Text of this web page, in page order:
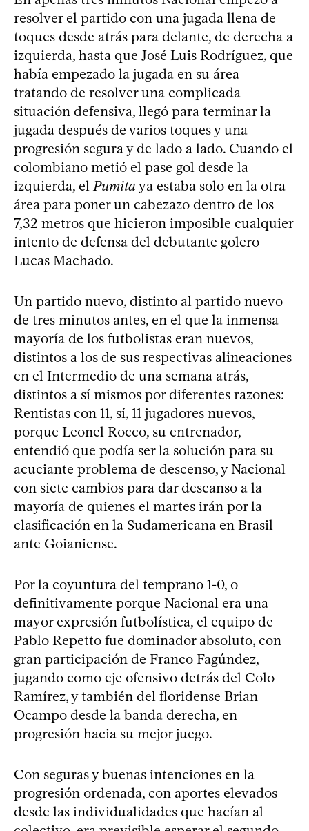
resolver el partido con una jugada llena de
toques desde atrás para delante, de derecha a
izquierda, hasta que José Luis Rodríguez, que
había empezado la jugada en su área
tratando de resolver una complicada
situación defensiva, llegó para terminar la
jugada después de varios toques y una
progresión segura y de lado a lado. Cuando el
colombiano metió el pase gol desde la
izquierda, el Pumitaya estaba solo en la otra
área para poner un cabezazo dentro de los
7,32 metros que hicieron imposible cualquier
intento de defensa del debutante golero
Lucas Machado.
Un partido nuevo, distinto al partido nuevo
de tres minutos antes, en el que la inmensa
mayoría de los futbolistas eran nuevos,
distintos a los de sus respectivas alineaciones
en el Intermedio de una semana atrás,
distintos a sí mismos por diferentes razones:
Rentistas con 11, sí, 11 jugadores nuevos,
porque Leonel Rocco, su entrenador,
entendió que podía ser la solución para su
acuciante problema de descenso, y Nacional
con siete cambios para dar descanso a la
mayoría de quienes el martes irán por la
clasificación en la Sudamericana en Brasil
ante Goianiense.
Por la coyuntura del temprano 1-0, o
definitivamente porque Nacional era una
mayor expresión futbolística, el equipo de
Pablo Repetto fue dominador absoluto, con
gran participación de Franco Fagúndez,
jugando como eje ofensivo detrás del Colo
Ramírez, y también del floridense Brian
Ocampo desde la banda derecha, en
progresión hacia su mejor juego.
Con seguras y buenas intenciones en la
progresión ordenada, con aportes elevados
desde las individualidades que hacían al